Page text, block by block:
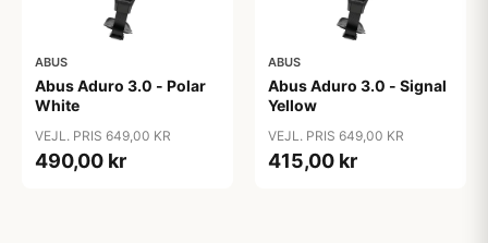
ABUS
Abus Aduro 3.0 - Polar
White
VEJL. PRIS 649,00 KR
490,00 kr
ABUS
Abus Aduro 3.0 - Signal
Yellow
VEJL. PRIS 649,00 KR
415,00 kr